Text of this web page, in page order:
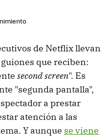
de Netflix llevan
que reciben:
second screen". Es
"segunda pantalla",
a prestar
atención a las
Y aunque se viene